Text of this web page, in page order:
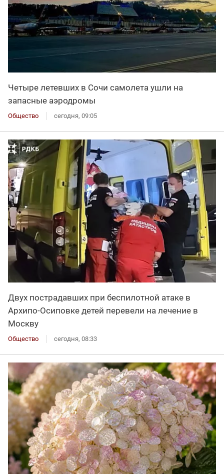
Четыре летевших в Сочи самолета ушли на
запасные аэродромы
Общество сегодня, 09:05
Двух пострадавших при беспилотной атаке в
Архипо-Осиповке детей перевели на лечение в
Москву
Общество сегодня, 08:33